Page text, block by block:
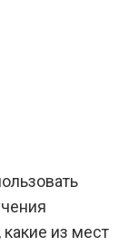
из мест